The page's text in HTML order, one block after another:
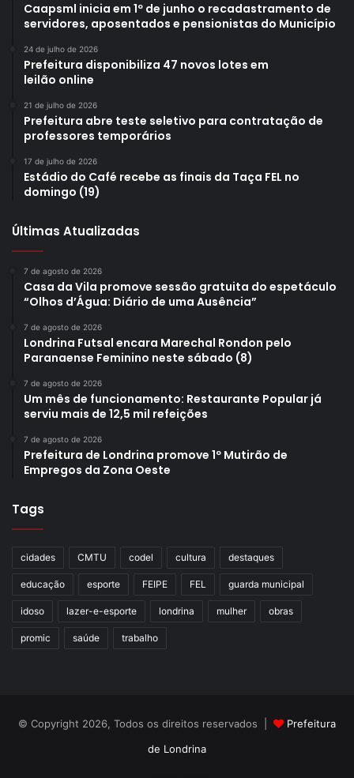
Caapsml inicia em 1º de junho o recadastramento de
servidores, aposentados e pensionistas do Município
24 de julho de 2026
Prefeitura disponibiliza 47 novos lotes em
leilão online
21 de julho de 2026
Prefeitura abre teste seletivo para contratação de
professores temporários
17 de julho de 2026
Estádio do Café recebe as finais da Taça FEL no
domingo (19)
Últimas Atualizadas
7 de agosto de 2026
Casa da Vila promove sessão gratuita do espetáculo
“Olhos d’Água: Diário de uma Ausência”
7 de agosto de 2026
Londrina Futsal encara Marechal Rondon pelo
Paranaense Feminino neste sábado (8)
7 de agosto de 2026
Um mês de funcionamento: Restaurante Popular já
serviu mais de 12,5 mil refeições
7 de agosto de 2026
Prefeitura de Londrina promove 1º Mutirão de
Empregos da Zona Oeste
Tags
cidades CMTU codel cultura destaques
educação esporte FEIPE FEL guarda municipal
idoso lazer-e-esporte londrina mulher obras
promic saúde trabalho
© Copyright 2026, Todos os direitos reservados |
Prefeitura
de Londrina